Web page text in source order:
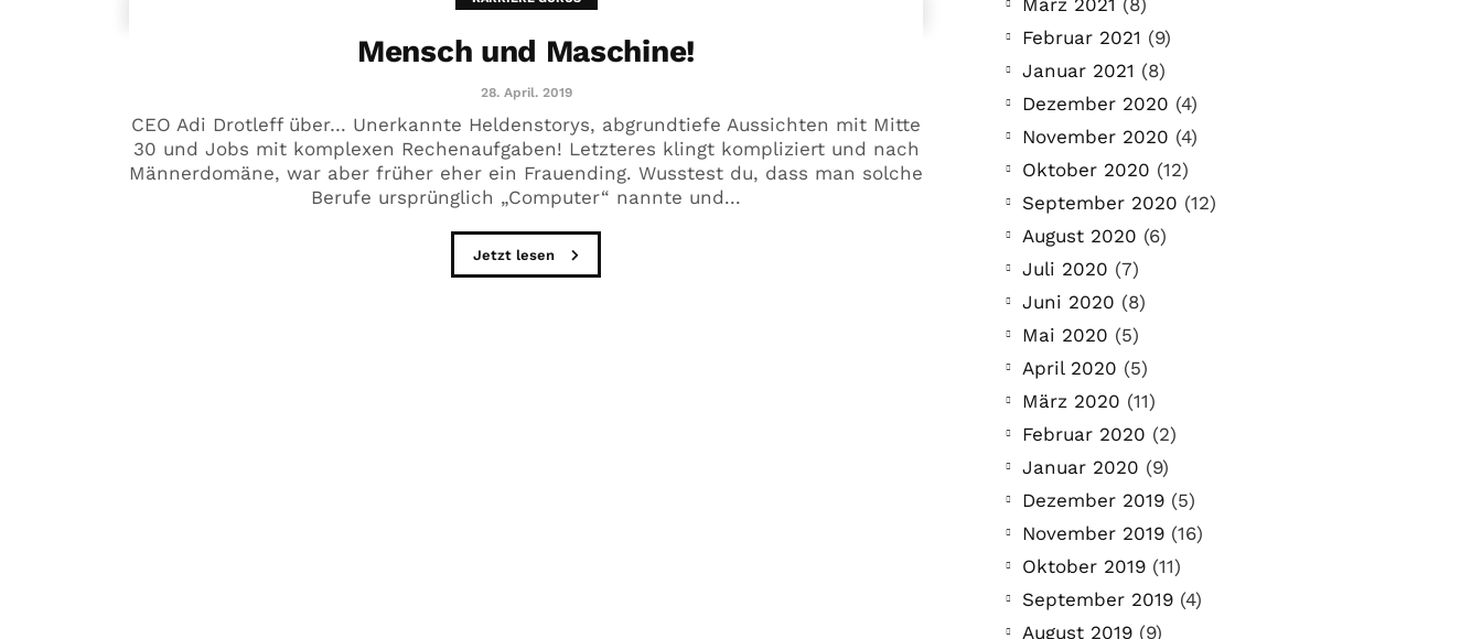
Mensch und Maschine!
28. April. 2019
CEO Adi Drotleff über… Unerkannte Heldenstorys, abgrundtiefe Aussichten mit Mitte
30 und Jobs mit komplexen Rechenaufgaben! Letzteres klingt kompliziert und nach
Männerdomäne, war aber früher eher ein Frauending. Wusstest du, dass man solche
Berufe ursprünglich „Computer“ nannte und...
Jetzt lesen
März 2021 (8)
Februar 2021 (9)
Januar 2021 (8)
Dezember 2020 (4)
November 2020 (4)
Oktober 2020 (12)
September 2020 (12)
August 2020 (6)
Juli 2020 (7)
Juni 2020 (8)
Mai 2020 (5)
April 2020 (5)
März 2020 (11)
Februar 2020 (2)
Januar 2020 (9)
Dezember 2019 (5)
November 2019 (16)
Oktober 2019 (11)
September 2019 (4)
August 2019 (9)